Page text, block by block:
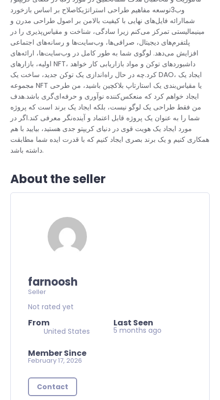
وب3توسعه مفاهیم طراحی استراتژیکاصلاح بر اساس بازخورد
شماارائه فایل‌های نهایی با کیفیت بالامن بر اصول طراحی مدرن و
مینیمالیستی تمرکز می‌کنم زیرا سادگی، شناخت و مقیاس‌پذیری را در
پلتفرم‌های دیجیتال، صرافی‌ها، وب‌سایت‌ها و رسانه‌های اجتماعی
افزایش می‌دهد. لوگوی شما به طور کامل در وب‌سایت‌ها، ارائه‌های
اولیه، بازارهای NFT، داشبوردهای توکن و مواد بازاریابی کار خواهد
کرد.چه در حال راه‌اندازی یک توکن جدید، ساخت یک DAO، ایجاد یک
مجموعه NFT یا مقیاس‌بندی یک استارتاپ بلاکچین باشید، من طرحی
ایجاد خواهم کرد که منعکس‌کننده نوآوری و حرفه‌ای‌گری باشد.هدف
من فقط طراحی یک لوگو نیست، بلکه ایجاد یک برند است که پروژه
شما را به عنوان یک پروژه قابل اعتماد و آینده‌نگر معرفی کند.اگر در
مورد ایجاد یک هویت قوی در دنیای کریپتو جدی هستید، بیایید با هم
همکاری کنیم و یک برند بصری ایجاد کنیم که با قدرت ایده شما مطابقت
داشته باشد.
About the seller
farnoosh
Seller
Not rated yet
From
United States
Last Seen
5 months ago
Member Since
February 17, 2026
Contact